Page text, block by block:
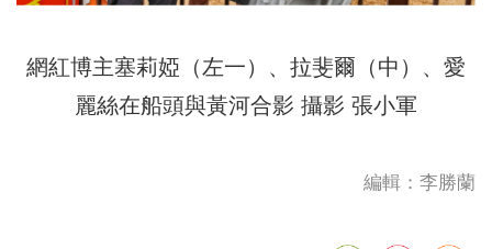
網紅博主塞莉婭（左一）、拉斐爾（中）、愛
麗絲在船頭與黃河合影 攝影 張小軍
編輯：李勝蘭